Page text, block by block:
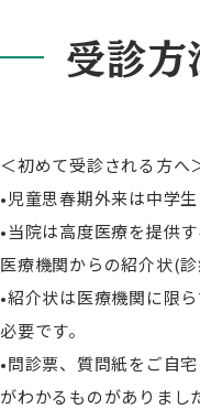
受診方
＜初めて受診される方へ
•児童思春期外来は中学
•当院は高度医療を提供
医療機関からの紹介状(
•紹介状は医療機関に限
必要です。
•問診票、質問紙をご自
がわかるものがありまし